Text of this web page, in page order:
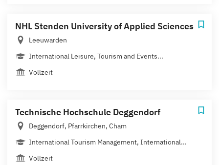
NHL Stenden University of Applied Sciences
Leeuwarden
International Leisure, Tourism and Events...
Vollzeit
Technische Hochschule Deggendorf
Deggendorf, Pfarrkirchen, Cham
International Tourism Management, International...
Vollzeit